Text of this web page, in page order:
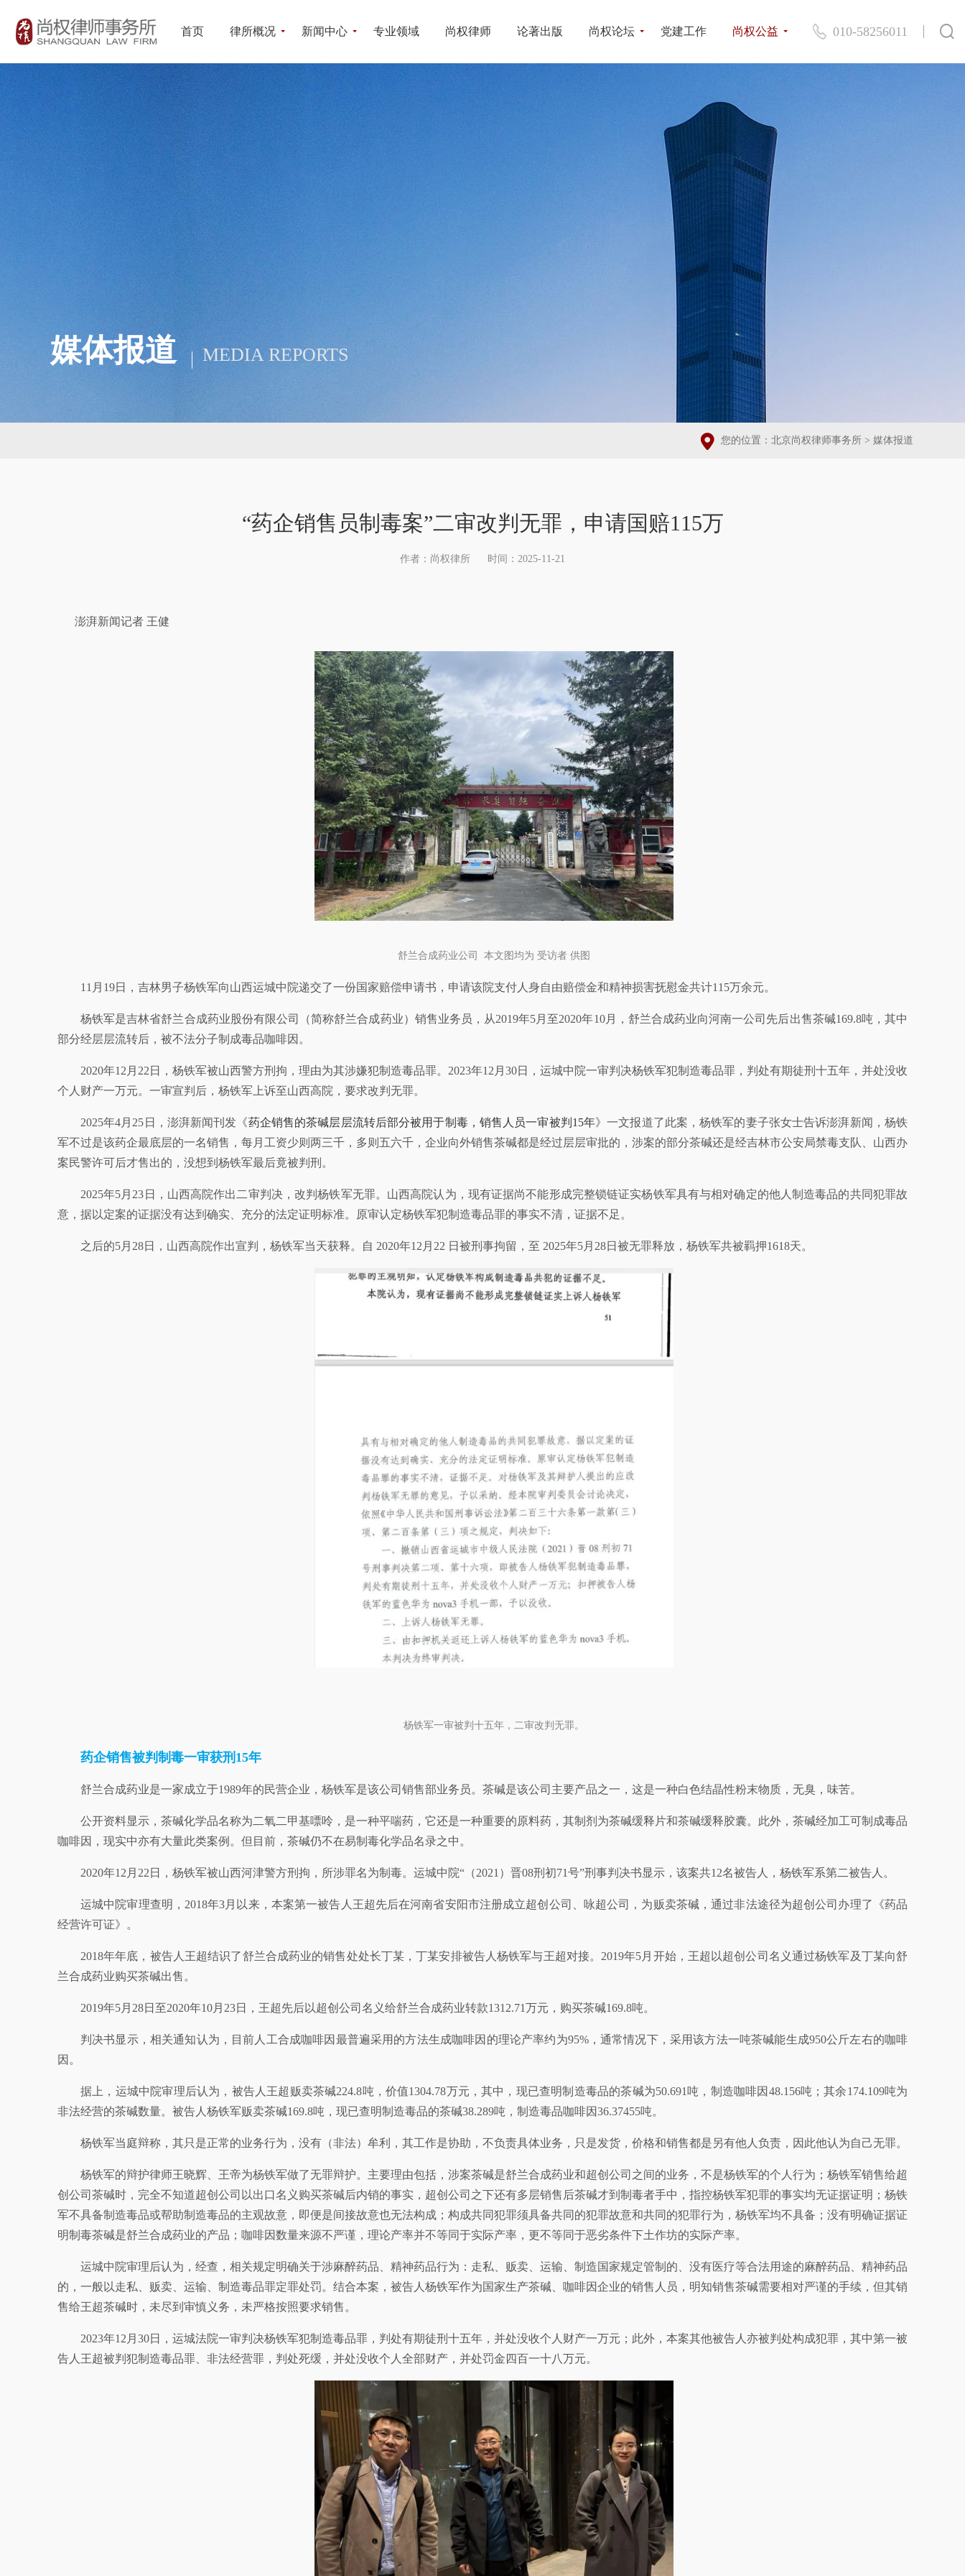
首页 律所概况 新闻中心 专业领域 尚权律师 论著出版 尚权论坛 党建工作 尚权公益 010-58256011
媒体报道 MEDIA REPORTS
您的位置： 北京尚权律师事务所 > 媒体报道
“药企销售员制毒案”二审改判无罪，申请国赔115万
作者：尚权律所 时间：2025-11-21
澎湃新闻记者 王健
舒兰合成药业公司 本文图均为 受访者 供图
11月19日，吉林男子杨铁军向山西运城中院递交了一份国家赔偿申请书，申请该院支付人身自由赔偿金和精神损害抚慰金共计115万余元。
杨铁军是吉林省舒兰合成药业股份有限公司（简称舒兰合成药业）销售业务员，从2019年5月至2020年10月，舒兰合成药业向河南一公司先后出售茶碱169.8吨，其中
部分经层层流转后，被不法分子制成毒品咖啡因。
2020年12月22日，杨铁军被山西警方刑拘，理由为其涉嫌犯制造毒品罪。2023年12月30日，运城中院一审判决杨铁军犯制造毒品罪，判处有期徒刑十五年，并处没收
个人财产一万元。一审宣判后，杨铁军上诉至山西高院，要求改判无罪。
2025年4月25日，澎湃新闻刊发《药企销售的茶碱层层流转后部分被用于制毒，销售人员一审被判15年》一文报道了此案，杨铁军的妻子张女士告诉澎湃新闻，杨铁
军不过是该药企最底层的一名销售，每月工资少则两三千，多则五六千，企业向外销售茶碱都是经过层层审批的，涉案的部分茶碱还是经吉林市公安局禁毒支队、山西办
案民警许可后才售出的，没想到杨铁军最后竟被判刑。
2025年5月23日，山西高院作出二审判决，改判杨铁军无罪。山西高院认为，现有证据尚不能形成完整锁链证实杨铁军具有与相对确定的他人制造毒品的共同犯罪故
意，据以定案的证据没有达到确实、充分的法定证明标准。原审认定杨铁军犯制造毒品罪的事实不清，证据不足。
之后的5月28日，山西高院作出宣判，杨铁军当天获释。自 2020年12月22 日被刑事拘留，至 2025年5月28日被无罪释放，杨铁军共被羁押1618天。
杨铁军一审被判十五年，二审改判无罪。
药企销售被判制毒一审获刑15年
舒兰合成药业是一家成立于1989年的民营企业，杨铁军是该公司销售部业务员。茶碱是该公司主要产品之一，这是一种白色结晶性粉末物质，无臭，味苦。
公开资料显示，茶碱化学品名称为二氧二甲基嘌呤，是一种平喘药，它还是一种重要的原料药，其制剂为茶碱缓释片和茶碱缓释胶囊。此外，茶碱经加工可制成毒品
咖啡因，现实中亦有大量此类案例。但目前，茶碱仍不在易制毒化学品名录之中。
2020年12月22日，杨铁军被山西河津警方刑拘，所涉罪名为制毒。运城中院“（2021）晋08刑初71号”刑事判决书显示，该案共12名被告人，杨铁军系第二被告人。
运城中院审理查明，2018年3月以来，本案第一被告人王超先后在河南省安阳市注册成立超创公司、咏超公司，为贩卖茶碱，通过非法途径为超创公司办理了《药品
经营许可证》。
2018年年底，被告人王超结识了舒兰合成药业的销售处处长丁某，丁某安排被告人杨铁军与王超对接。2019年5月开始，王超以超创公司名义通过杨铁军及丁某向舒
兰合成药业购买茶碱出售。
2019年5月28日至2020年10月23日，王超先后以超创公司名义给舒兰合成药业转款1312.71万元，购买茶碱169.8吨。
判决书显示，相关通知认为，目前人工合成咖啡因最普遍采用的方法生成咖啡因的理论产率约为95%，通常情况下，采用该方法一吨茶碱能生成950公斤左右的咖啡
因。
据上，运城中院审理后认为，被告人王超贩卖茶碱224.8吨，价值1304.78万元，其中，现已查明制造毒品的茶碱为50.691吨，制造咖啡因48.156吨；其余174.109吨为
非法经营的茶碱数量。被告人杨铁军贩卖茶碱169.8吨，现已查明制造毒品的茶碱38.289吨，制造毒品咖啡因36.37455吨。
杨铁军当庭辩称，其只是正常的业务行为，没有（非法）牟利，其工作是协助，不负责具体业务，只是发货，价格和销售都是另有他人负责，因此他认为自己无罪。
杨铁军的辩护律师王晓辉、王帝为杨铁军做了无罪辩护。主要理由包括，涉案茶碱是舒兰合成药业和超创公司之间的业务，不是杨铁军的个人行为；杨铁军销售给超
创公司茶碱时，完全不知道超创公司以出口名义购买茶碱后内销的事实，超创公司之下还有多层销售后茶碱才到制毒者手中，指控杨铁军犯罪的事实均无证据证明；杨铁
军不具备制造毒品或帮助制造毒品的主观故意，即便是间接故意也无法构成；构成共同犯罪须具备共同的犯罪故意和共同的犯罪行为，杨铁军均不具备；没有明确证据证
明制毒茶碱是舒兰合成药业的产品；咖啡因数量来源不严谨，理论产率并不等同于实际产率，更不等同于恶劣条件下土作坊的实际产率。
运城中院审理后认为，经查，相关规定明确关于涉麻醉药品、精神药品行为：走私、贩卖、运输、制造国家规定管制的、没有医疗等合法用途的麻醉药品、精神药品
的，一般以走私、贩卖、运输、制造毒品罪定罪处罚。结合本案，被告人杨铁军作为国家生产茶碱、咖啡因企业的销售人员，明知销售茶碱需要相对严谨的手续，但其销
售给王超茶碱时，未尽到审慎义务，未严格按照要求销售。
2023年12月30日，运城法院一审判决杨铁军犯制造毒品罪，判处有期徒刑十五年，并处没收个人财产一万元；此外，本案其他被告人亦被判处构成犯罪，其中第一被
告人王超被判犯制造毒品罪、非法经营罪，判处死缓，并处没收个人全部财产，并处罚金四百一十八万元。